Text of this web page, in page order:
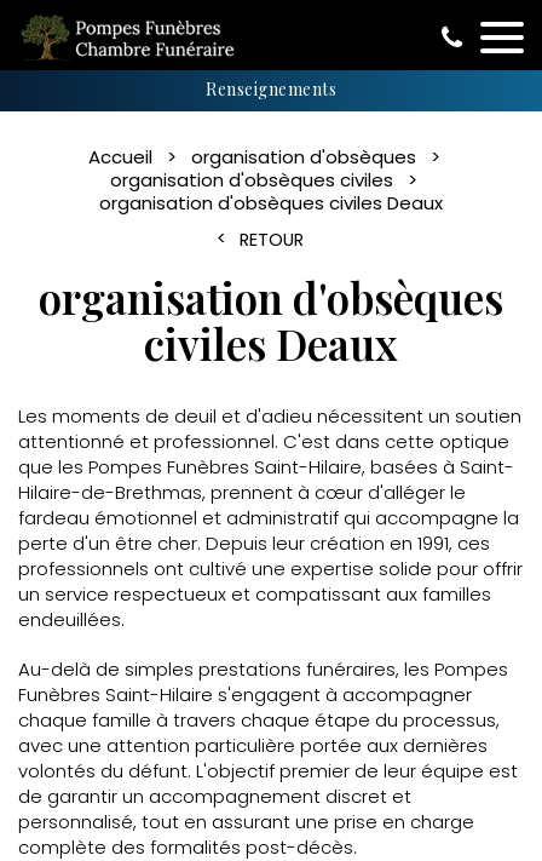
Renseignements
Accueil
organisation d'obsèques
organisation d'obsèques civiles
organisation d'obsèques civiles Deaux
RETOUR
organisation d'obsèques
civiles Deaux
Les moments de deuil et d'adieu nécessitent un soutien
attentionné et professionnel. C'est dans cette optique
que les Pompes Funèbres Saint-Hilaire, basées à Saint-
Hilaire-de-Brethmas, prennent à cœur d'alléger le
fardeau émotionnel et administratif qui accompagne la
perte d'un être cher. Depuis leur création en 1991, ces
professionnels ont cultivé une expertise solide pour offrir
un service respectueux et compatissant aux familles
endeuillées.
Au-delà de simples prestations funéraires, les Pompes
Funèbres Saint-Hilaire s'engagent à accompagner
chaque famille à travers chaque étape du processus,
avec une attention particulière portée aux dernières
volontés du défunt. L'objectif premier de leur équipe est
de garantir un accompagnement discret et
personnalisé, tout en assurant une prise en charge
complète des formalités post-décès.